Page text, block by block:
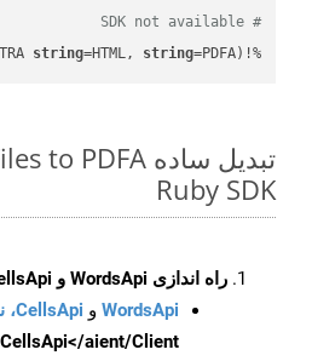
# SDK not available
%!(EXTRA
string=HTML, string=PDFA)
Ruby SDK
راه اندازی WordsApi و CellsApi
WordsApi و CellsApi، نسخه Basient